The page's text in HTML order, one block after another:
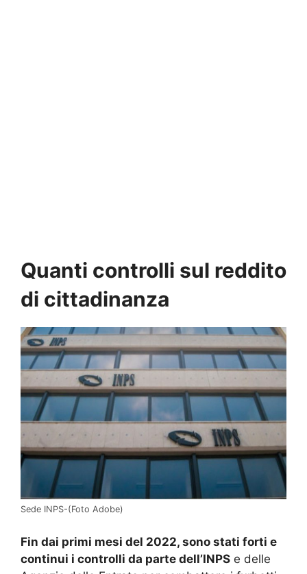
Quanti controlli sul reddito
di cittadinanza
Sede INPS-(Foto Adobe)
Fin dai primi mesi del 2022, sono stati forti e
continui i controlli da parte dell’INPS e delle